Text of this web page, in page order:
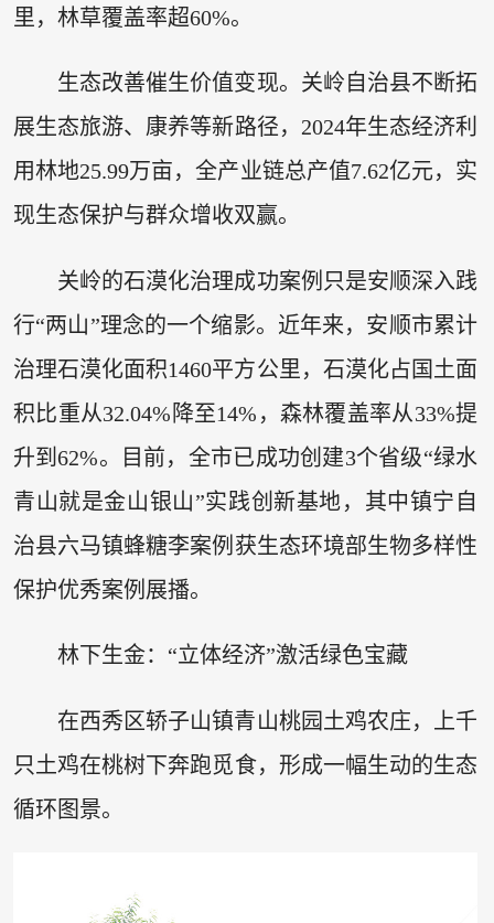
里，林草覆盖率超60%。
生态改善催生价值变现。关岭自治县不断拓
展生态旅游、康养等新路径，2024年生态经济利
用林地25.99万亩，全产业链总产值7.62亿元，实
现生态保护与群众增收双赢。
关岭的石漠化治理成功案例只是安顺深入践
行“两山”理念的一个缩影。近年来，安顺市累计
治理石漠化面积1460平方公里，石漠化占国土面
积比重从32.04%降至14%，森林覆盖率从33%提
升到62%。目前，全市已成功创建3个省级“绿水
青山就是金山银山”实践创新基地，其中镇宁自
治县六马镇蜂糖李案例获生态环境部生物多样性
保护优秀案例展播。
林下生金：“立体经济”激活绿色宝藏
在西秀区轿子山镇青山桃园土鸡农庄，上千
只土鸡在桃树下奔跑觅食，形成一幅生动的生态
循环图景。